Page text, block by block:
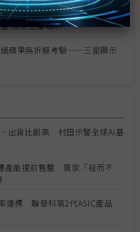
-液態金屬軸承
蘋果無折痕考驗——三星顯示
出貨比創高 村田示警全球AI基
產能提前售罄 買家「祕而不
達標 聯發科第2代ASIC產品